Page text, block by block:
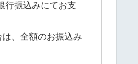
行振込みにてお支
、全額のお振込み